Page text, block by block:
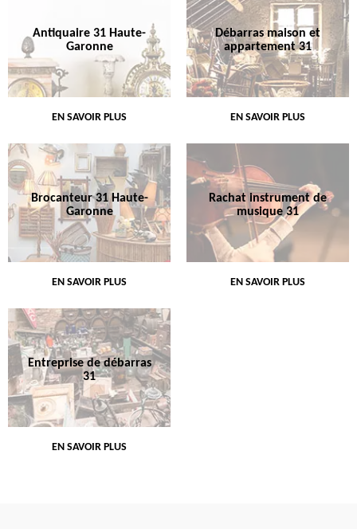
Antiquaire 31 Haute-
Garonne
EN SAVOIR PLUS
Débarras maison et
appartement 31
EN SAVOIR PLUS
Brocanteur 31 Haute-
Garonne
EN SAVOIR PLUS
Rachat instrument de
musique 31
EN SAVOIR PLUS
Entreprise de débarras
31
EN SAVOIR PLUS